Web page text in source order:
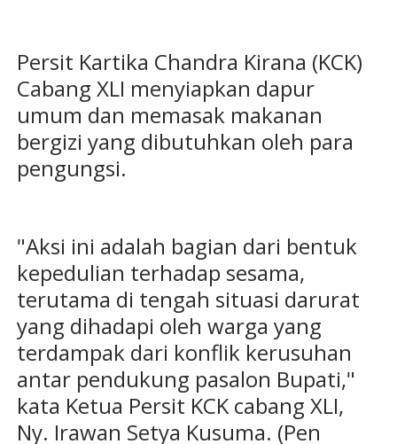
Persit Kartika Chandra Kirana (KCK)
Cabang XLI menyiapkan dapur
umum dan memasak makanan
bergizi yang dibutuhkan oleh para
pengungsi.
"Aksi ini adalah bagian dari bentuk
kepedulian terhadap sesama,
terutama di tengah situasi darurat
yang dihadapi oleh warga yang
terdampak dari konflik kerusuhan
antar pendukung pasalon Bupati,"
kata Ketua Persit KCK cabang XLI,
Ny. Irawan Setya Kusuma. (Pen